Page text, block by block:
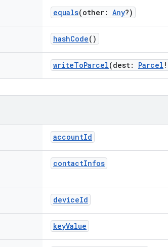
equals(other: Any?)
hashCode()
writeToParcel(dest: Parcel
accountId
contactInfos
deviceId
keyValue